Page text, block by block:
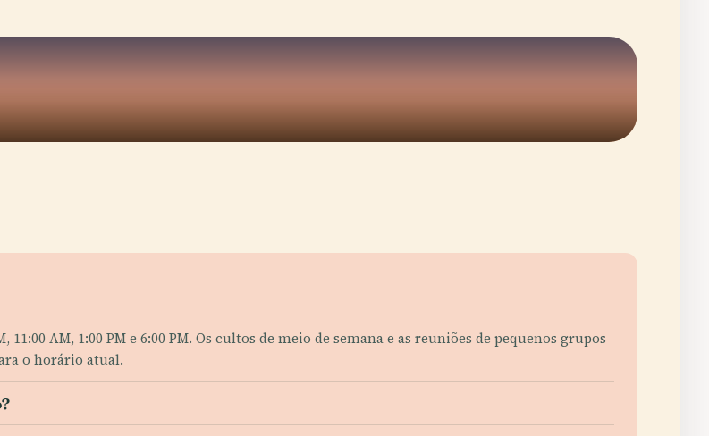
AM, 1:00 PM e 6:00 PM. Os cultos de meio de semana e as reuniões de pequenos grupos
o horário atual.